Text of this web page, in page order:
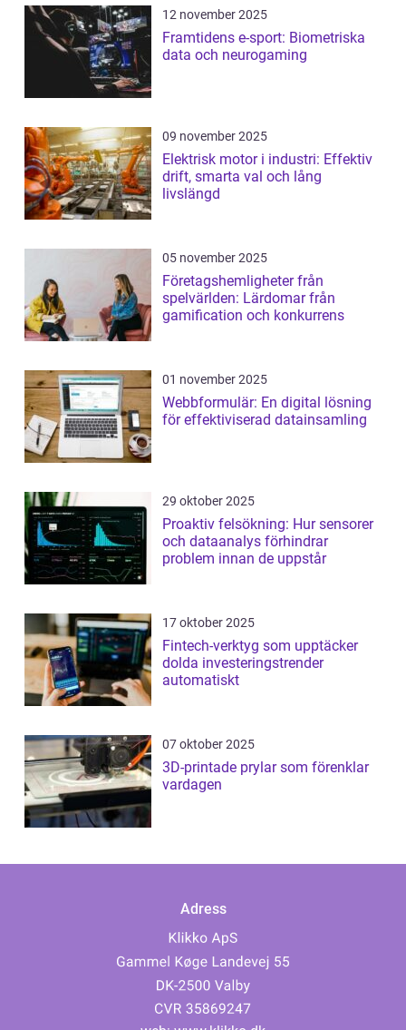
12 november 2025
Framtidens e-sport: Biometriska
data och neurogaming
09 november 2025
Elektrisk motor i industri: Effektiv
drift, smarta val och lång
livslängd
05 november 2025
Företagshemligheter från
spelvärlden: Lärdomar från
gamification och konkurrens
01 november 2025
Webbformulär: En digital lösning
för effektiviserad datainsamling
29 oktober 2025
Proaktiv felsökning: Hur sensorer
och dataanalys förhindrar
problem innan de uppstår
17 oktober 2025
Fintech-verktyg som upptäcker
dolda investeringstrender
automatiskt
07 oktober 2025
3D-printade prylar som förenklar
vardagen
Adress